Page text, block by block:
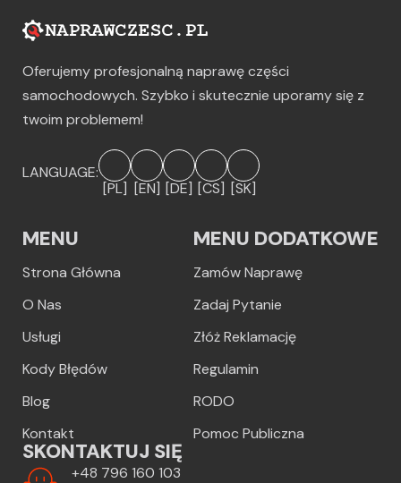
Oferujemy profesjonalną naprawę części
samochodowych. Szybko i skutecznie uporamy się z
twoim problemem!
LANGUAGE:
[PL] [EN] [DE] [CS] [SK]
MENU
Strona Główna
O Nas
Usługi
Kody Błędów
Blog
Kontakt
MENU DODATKOWE
Zamów Naprawę
Zadaj Pytanie
Złóż Reklamację
Regulamin
RODO
Pomoc Publiczna
SKONTAKTUJ SIĘ
+48 796 160 103